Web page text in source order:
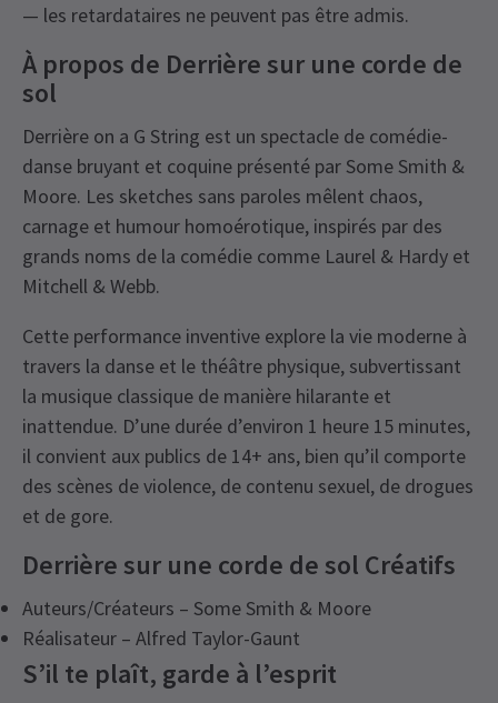
— les retardataires ne peuvent pas être admis.
À propos de Derrière sur une corde de
sol
Derrière on a G String est un spectacle de comédie-
danse bruyant et coquine présenté par Some Smith &
Moore. Les sketches sans paroles mêlent chaos,
carnage et humour homoérotique, inspirés par des
grands noms de la comédie comme Laurel & Hardy et
Mitchell & Webb.
Cette performance inventive explore la vie moderne à
travers la danse et le théâtre physique, subvertissant
la musique classique de manière hilarante et
inattendue. D’une durée d’environ 1 heure 15 minutes,
il convient aux publics de 14+ ans, bien qu’il comporte
des scènes de violence, de contenu sexuel, de drogues
et de gore.
Derrière sur une corde de sol Créatifs
Auteurs/Créateurs – Some Smith & Moore
Réalisateur – Alfred Taylor-Gaunt
S’il te plaît, garde à l’esprit